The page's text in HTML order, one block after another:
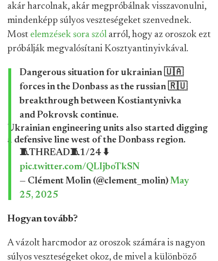
akár harcolnak, akár megpróbálnak visszavonulni,
mindenképp súlyos veszteségeket szenvednek.
Most elemzések sora szól arról, hogy az oroszok ezt
próbálják megvalósítani Kosztyantinyivkával.
Dangerous situation for ukrainian 🇺🇦
forces in the Donbass as the russian 🇷🇺
breakthrough between Kostiantynivka
and Pokrovsk continue.
Ukrainian engineering units also started digging
a defensive line west of the Donbass region.
🧵THREAD🧵1/24 ⬇️
pic.twitter.com/QLIjboTkSN
— Clément Molin (@clement_molin) May
25, 2025
Hogyan tovább?
A vázolt harcmodor az oroszok számára is nagyon
súlyos veszteségeket okoz, de mivel a különböző